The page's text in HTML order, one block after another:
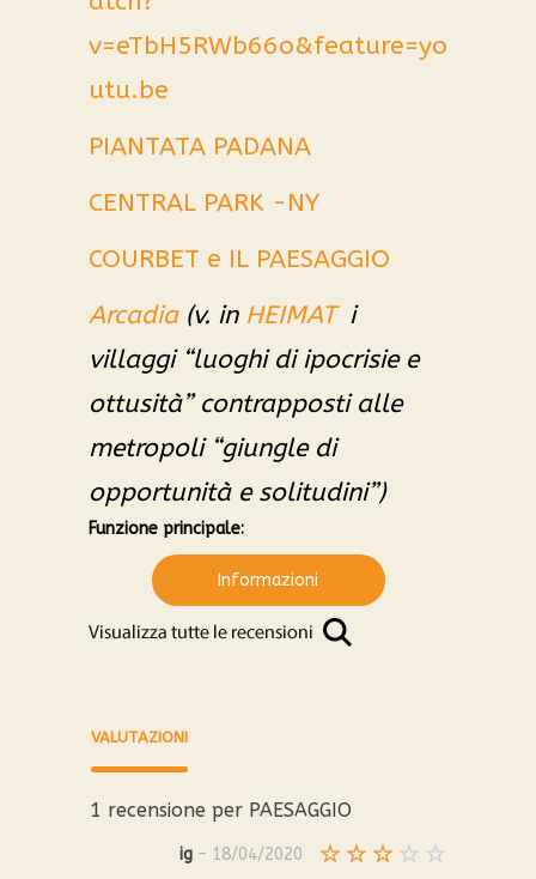
v=eTbH5RWb66o&feature=yo
utu.be
PIANTATA PADANA
CENTRAL PARK -NY
COURBET e IL PAESAGGIO
Arcadia(v. in HEIMATi
villaggi “luoghi di ipocrisie e
ottusità” contrapposti alle
metropoli “giungle di
opportunità e solitudini”)
Funzione principale:
Informazioni
VALUTAZIONI
1 recensione per PAESAGGIO
ig – 18/04/2020